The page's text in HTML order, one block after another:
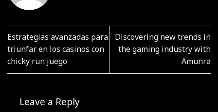
Estrategias avanzadas para
triunfar en los casinos con
chicky run juego
Discovering new trends in
the gaming industry with
Amunra
Leave a Reply